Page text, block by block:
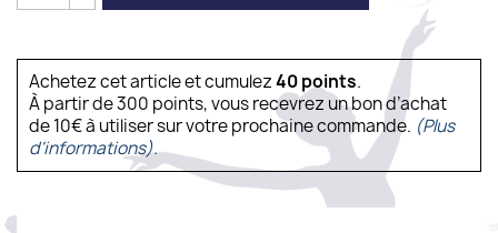
Achetez cet article et cumulez40points.
À partir de 300 points, vous recevrez un bon d’achat
de 10€ à utiliser sur votre prochaine commande. (Plus
d'informations).